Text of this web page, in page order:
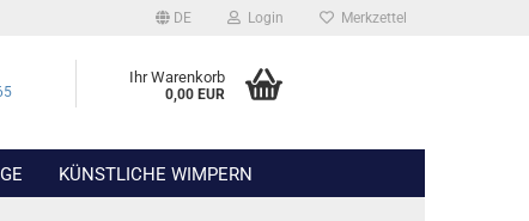
DE Login Merkzettel
Ihr Warenkorb
0,00 EUR
KÜNSTLICHE WIMPERN